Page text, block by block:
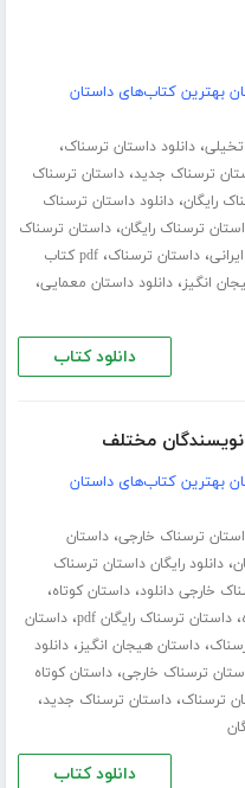
بهترین کتاب‌های داستان
،دانلود داستان ترسناک،
ترسناک جدید،داستان ترسناک
رایگان،دانلود داستان ترسناک
،داستان ترسناک
،داستان ترسناک،
pdf کتاب
انگیز،دانلود داستان معمایی،
دانلود کتاب
نویسندگان مختلف
بهترین کتاب‌های داستان
ترسناک خارجی،داستان
،دانلود رایگان داستان ترسناک
خارجی دانلود،داستان کوتاه،
،داستان ترسناک رایگان pdf ،داستان
،داستان هیجان انگیز،دانلود
ترسناک خارجی،داستان کوتاه
ترسناک،داستان ترسناک جدید،
دانلود کتاب